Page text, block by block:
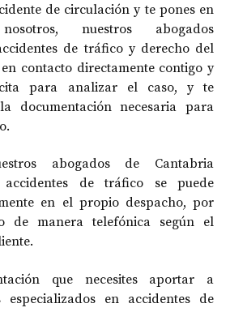
de circulación y te pones en
nuestros abogados
de tráfico y derecho del
contacto directamente contigo y
para analizar el caso, y te
documentación necesaria para
abogados de Cantabria
accidentes de tráfico se puede
en el propio despacho, por
de manera telefónica según el
que necesites aportar a
especializados en accidentes de